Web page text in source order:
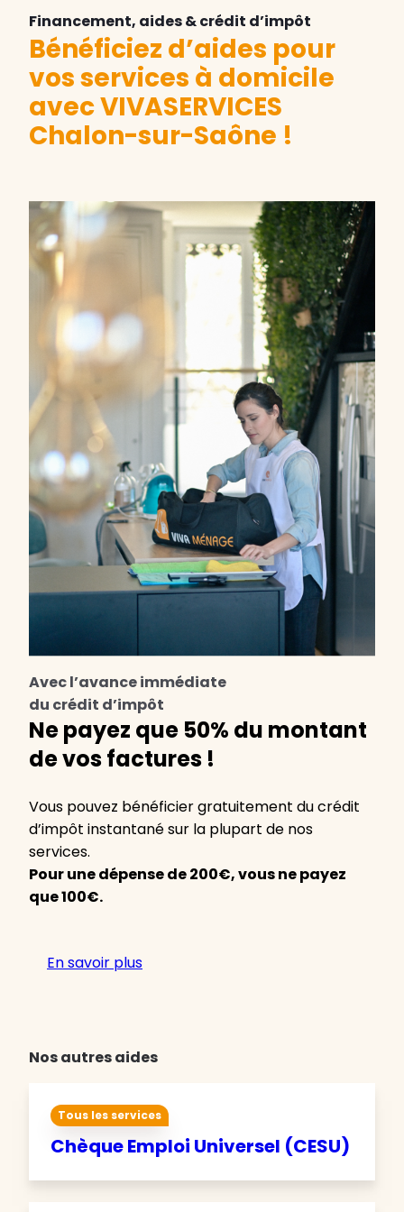
Financement, aides & crédit d’impôt
Bénéficiez d’aides pour
vos services à domicile
avec VIVASERVICES
Chalon-sur-Saône !
Avec l’avance immédiate
du crédit d’impôt
Ne payez que 50% du montant
de vos factures !
Vous pouvez bénéficier gratuitement du crédit
d’impôt instantané sur la plupart de nos
services.
Pour une dépense de 200€, vous ne payez
que 100€.
En savoir plus
Nos autres aides
Tous les services
Chèque Emploi Universel (CESU)